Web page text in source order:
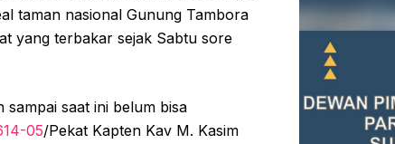
taman nasional Gunung Tambora
yang terbakar sejak Sabtu sore
sampai saat ini belum bisa
05/Pekat Kapten Kav M. Kasim